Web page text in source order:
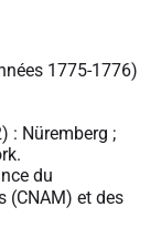
1775-1776)
: Nüremberg ;
du
(CNAM) et des